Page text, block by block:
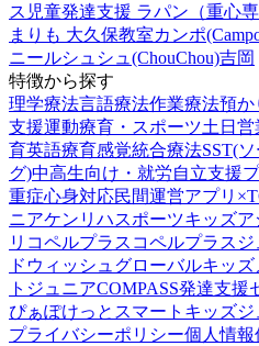
ス 児童発達支援 ラパン（重心専
まりも 大久保教室カンポ
ニールシュシュ(ChouChou)吉岡
特徴から探す
理学療法言語療法作業療法預か
支援運動療育・スポーツ土日営
育英語療育感覚統合療法SST(
グ)中高生向け・就労自立支援
重症心身対応民間運営アプリ
ニアケンリハスポーツキッズア
リ コペルプラス コペルプラスジ
ドウィッシュ グローバルキッズ
トジュニアCOMPASS発達支援
ぴぁぽけっと スマートキッズジ
プライバシーポリシー個人情報